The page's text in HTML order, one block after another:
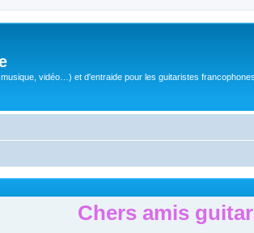
vidéo…) et d'entraide pour les guitaristes
Chers amis